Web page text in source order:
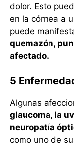
dolor. Esto
en la córnea a
puede
quemazón,
afectado.
5
Algunas
glaucoma, la
neuropatía
como uno de